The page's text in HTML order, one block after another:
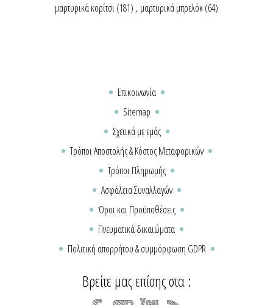
μαρτυρικά κορίτσι(181) , μαρτυρικά μπρελόκ(64)
Επικοινωνία
Sitemap
Σχετικά με εμάς
Τρόποι Αποστολής & Κόστος Μεταφορικών
Τρόποι Πληρωμής
Ασφάλεια Συναλλαγών
Όροι και Προϋποθέσεις
Πνευματικά δικαιώματα
Πολιτική απορρήτου & συμμόρφωση GDPR
Βρείτε μας επίσης στα :